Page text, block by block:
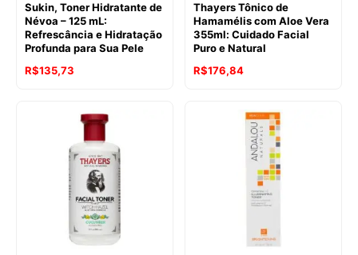
Sukin, Toner Hidratante de
Névoa – 125 mL:
Refrescância e Hidratação
Profunda para Sua Pele
R$135,73
Thayers Tônico de
Hamamélis com Aloe Vera
355ml: Cuidado Facial
Puro e Natural
R$176,84